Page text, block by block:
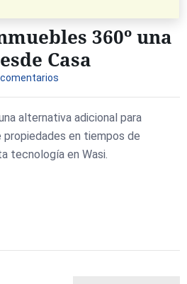
360º una
Casa
alternativa adicional para
en tiempos de
tecnología en Wasi.